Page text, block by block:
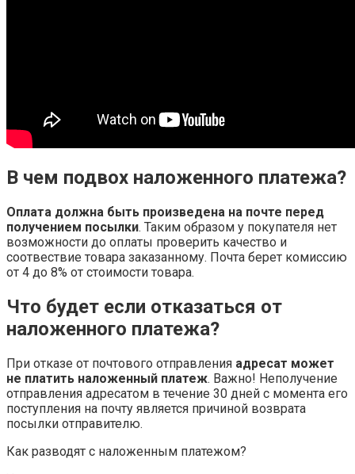
В чем подвох наложенного платежа?
Оплата должна быть произведена на почте перед
получением посылки. Таким образом у покупателя нет
возможности до оплаты проверить качество и
соотвествие товара заказанному. Почта берет комиссию
от 4 до 8% от стоимости товара.
Что будет если отказаться от
наложенного платежа?
При отказе от почтового отправления адресат может
не платить наложенный платеж. Важно! Неполучение
отправления адресатом в течение 30 дней с момента его
поступления на почту является причиной возврата
посылки отправителю.
Как разводят с наложенным платежом?